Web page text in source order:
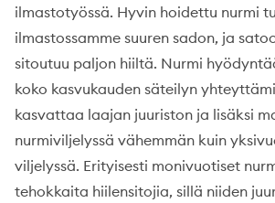
ilmastotyössä. Hyvin hoidettu nurmi
ilmastossamme suuren sadon, ja
sitoutuu paljon hiiltä. Nurmi
koko kasvukauden säteilyn
kasvattaa laajan juuriston ja lisäksi
nurmiviljelyssä vähemmän kuin
viljelyssä. Erityisesti monivuotiset
tehokkaita hiilensitojia, sillä niiden